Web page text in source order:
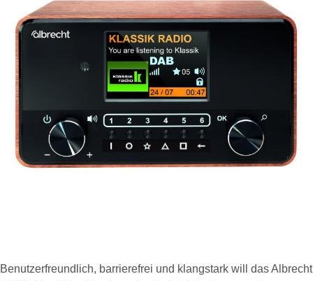
Benutzerfreundlich, barrierefrei und klangstark will das Albrecht